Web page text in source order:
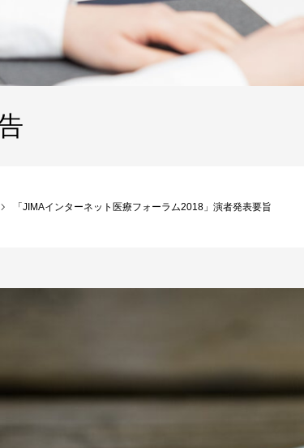
「JIMAインターネット医療フォーラム2018」演者発表要旨